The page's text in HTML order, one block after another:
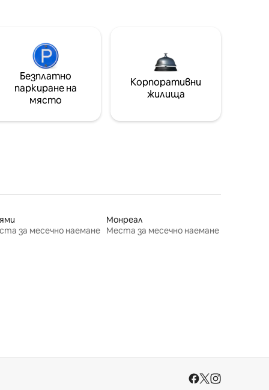
Безплатно
паркиране на
място
Корпоративни
жилища
за месечно наемане
Монреал
Места за месечно наемане